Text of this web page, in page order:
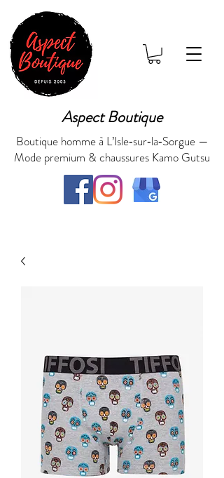
Aspect Boutique
Boutique homme à L’Isle‑sur‑la‑Sorgue —
Mode premium & chaussures Kamo Gutsu